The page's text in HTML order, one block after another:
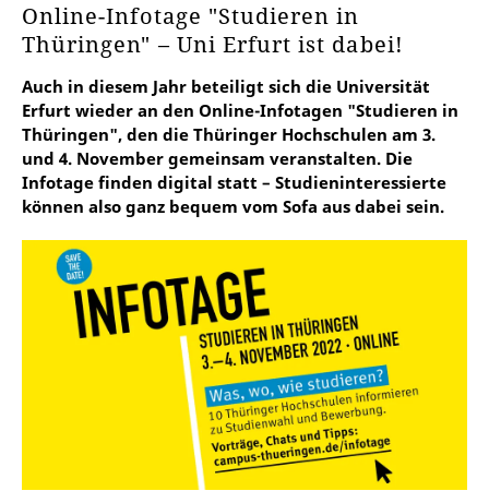
Online-Infotage "Studieren in
Thüringen" – Uni Erfurt ist dabei!
Auch in diesem Jahr beteiligt sich die Universität
Erfurt wieder an den Online-Infotagen "Studieren in
Thüringen", den die Thüringer Hochschulen am 3.
und 4. November gemeinsam veranstalten. Die
Infotage finden digital statt – Studieninteressierte
können also ganz bequem vom Sofa aus dabei sein.